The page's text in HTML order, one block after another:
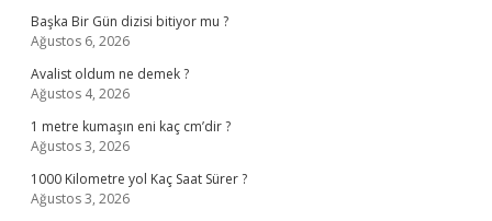
Başka Bir Gün dizisi bitiyor mu ?
Ağustos 6, 2026
Avalist oldum ne demek ?
Ağustos 4, 2026
1 metre kumaşın eni kaç cm’dir ?
Ağustos 3, 2026
1000 Kilometre yol Kaç Saat Sürer ?
Ağustos 3, 2026